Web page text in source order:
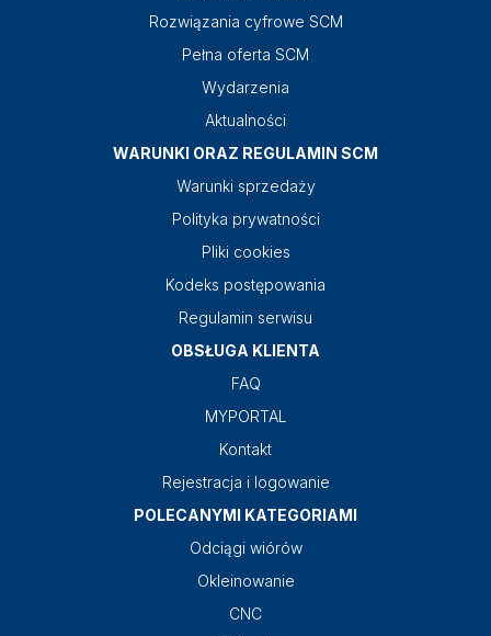
Rozwiązania cyfrowe SCM
Pełna oferta SCM
Wydarzenia
Aktualności
WARUNKI ORAZ REGULAMIN SCM
Warunki sprzedaży
Polityka prywatności
Pliki cookies
Kodeks postępowania
Regulamin serwisu
OBSŁUGA KLIENTA
FAQ
MYPORTAL
Kontakt
Rejestracja i logowanie
POLECANYMI KATEGORIAMI
Odciągi wiórów
Okleinowanie
CNC